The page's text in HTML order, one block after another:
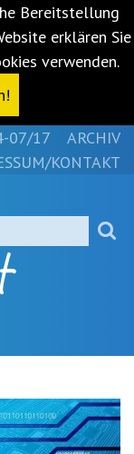
Bereitstellung
erklären Sie
verwenden.
07/17
ARCHIV
KONTAKT